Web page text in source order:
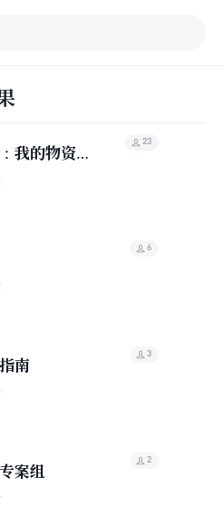
我的物资来
23
6
南
3
案组
2